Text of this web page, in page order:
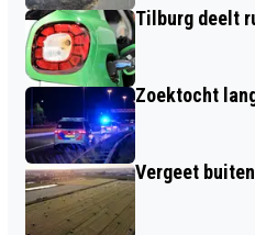
Tilburg deelt
Zoektocht
Vergeet